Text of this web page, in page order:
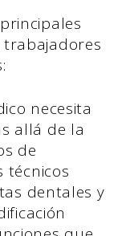
necesita
allá de la
de
técnicos
dentales y